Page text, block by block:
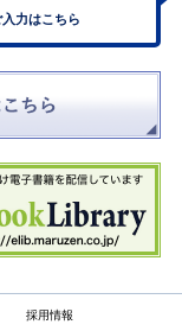
力はこちら
採用情報